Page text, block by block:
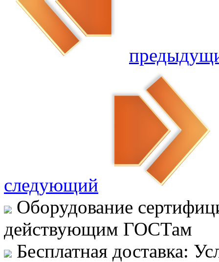
следующий
Оборудование
действующим ГОСТам
Бесплатная доставка: